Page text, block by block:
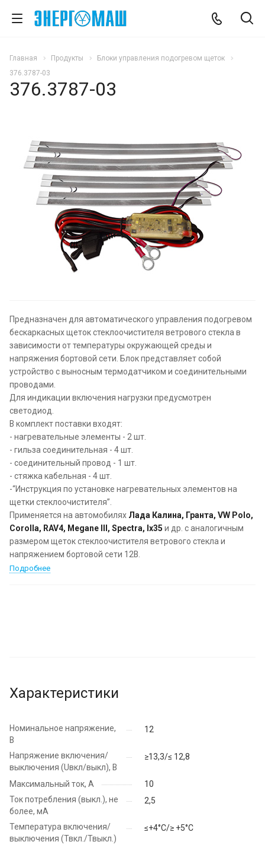
Главная Продукты
Блоки управления подогревом щеток
376.3787-03
376.3787-03
Предназначен для автоматического управления подогревом
бескаркасных щеток стеклоочистителя ветрового стекла в
зависимости от температуры окружающей среды и
напряжения бортовой сети. Блок представляет собой
устройство с выносным термодатчиком и соединительными
проводами.
Для индикации включения нагрузки предусмотрен
светодиод.
В комплект поставки входят:
- нагревательные элементы - 2 шт.
- гильза соединительная - 4 шт.
- соединительный провод - 1 шт.
- стяжка кабельная - 4 шт.
-“Инструкция по установке нагревательных элементов на
щетки стеклоочистителя”.
Применяется на автомобилях Лада Калина, Гранта, VW Polo,
Corolla, RAV4, Megane III, Spectra, Ix35 и др. с аналогичным
размером щеток стеклоочистителя ветрового стекла и
напряжением бортовой сети 12В.
Подробнее
Характеристики
Номинальное напряжение,
В
12
Напряжение включения/
выключения (Uвкл/выкл), В
≥13,3/≤ 12,8
Максимальный ток, А
10
Ток потребления (выкл.), не
более, мА
2,5
Температура включения/
выключения (Твкл./Твыкл.)
≤+4°С/≥ +5°С